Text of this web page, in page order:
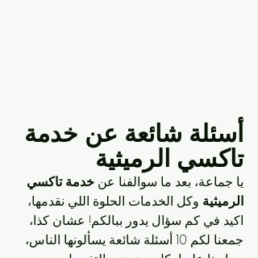
أسئلة شائعة عن خدمة
تاكسي الرميثية
يا جماعة، بعد ما سوالفنا عن خدمة تاكسي
الرميثية وكل الخدمات الحلوة اللي نقدمها،
اكيد في كم سؤال يدور ببالكم! عشان كذا،
جمعنا لكم 10 أسئلة شائعة يسألونها الناس،